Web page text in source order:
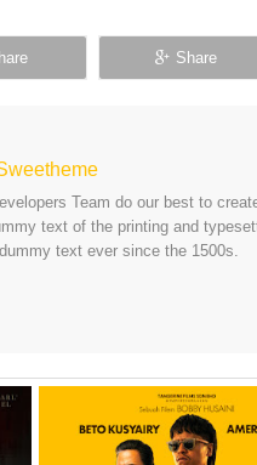
Share
Team do our best to
text of the printing and
text ever since the 1500s.